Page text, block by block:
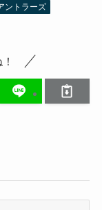
ントラーズ